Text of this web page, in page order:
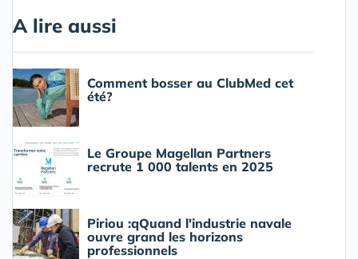
A lire aussi
Comment bosser au ClubMed cet
été?
Le Groupe Magellan Partners
recrute 1 000 talents en 2025
Piriou :qQuand l'industrie navale
ouvre grand les horizons
professionnels